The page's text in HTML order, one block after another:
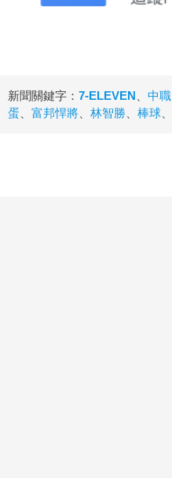
新聞關鍵字： 7-ELEVEN 中職
蛋
富邦悍將 林智勝 棒球